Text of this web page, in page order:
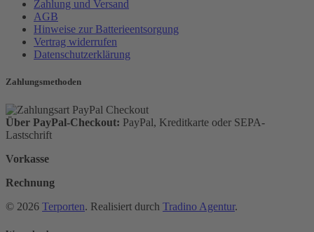
Zahlung und Versand
AGB
Hinweise zur Batterieentsorgung
Vertrag widerrufen
Datenschutzerklärung
Zahlungsmethoden
Über PayPal-Checkout: PayPal, Kreditkarte oder SEPA-
Lastschrift
Vorkasse
Rechnung
© 2026 Terporten. Realisiert durch Tradino Agentur.